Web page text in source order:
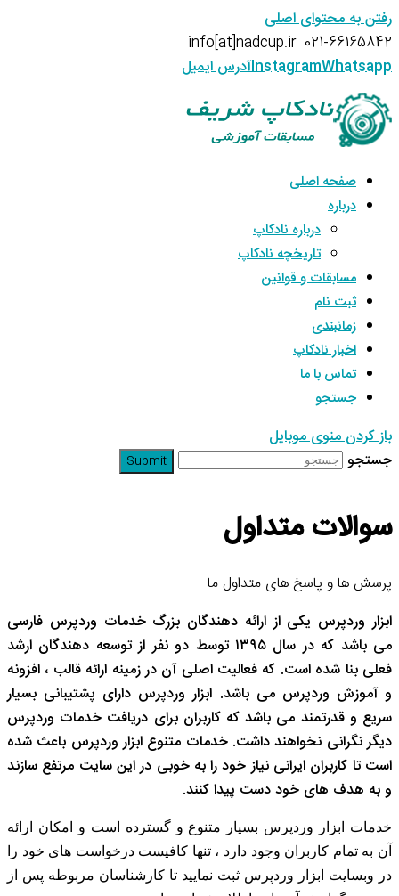
رفتن به محتوای اصلی
021-66165842
info[at]nadcup.ir
InstagramWhatsapp آدرس ایمیل
صفحه اصلی
درباره
درباره نادکاپ
تاریخچه نادکاپ
مسابقات و قوانین
ثبت نام
زمانبندی
اخبار نادکاپ
تماس با ما
جستجو
باز کردن منوی موبایل
جستجو
Submit
سوالات متداول
پرسش ها و پاسخ های متداول ما
ابزار وردپرس یکی از ارائه دهندگان بزرگ خدمات وردپرس فارسی
می باشد که در سال۱۳۹۵ توسط دو نفر از توسعه دهندگان ارشد
فعلی بنا شده است. که فعالیت اصلی آن در زمینه ارائه قالب ، افزونه
و آموزش وردپرس می باشد. ابزار وردپرس دارای پشتیبانی بسیار
سریع و قدرتمند می باشد که کاربران برای دریافت خدمات وردپرس
دیگر نگرانی نخواهند داشت. خدمات متنوع ابزار وردپرس باعث شده
است تا کاربران ایرانی نیاز خود را به خوبی در این سایت مرتفع سازند
و به هدف های خود دست پیدا کنند.
خدمات ابزار وردپرس بسیار متنوع و گسترده است و امکان ارائه
آن به تمام کاربران وجود دارد ، تنها کافیست درخواست های خود را
در وبسایت ابزار وردپرس ثبت نمایید تا کارشناسان مربوطه پس از